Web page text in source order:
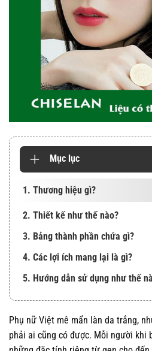
Mục lục
1. Thương hiệu gì?
2. Thiết kế như thế nào?
3. Bảng thành phần chứa gì?
4. Các lợi ích mang lại là gì?
5. Hướng dẫn sử dụng như thế
Phụ nữ Việt mê mẩn làn da trắng,
phải ai cũng có được. Mỗi người khi